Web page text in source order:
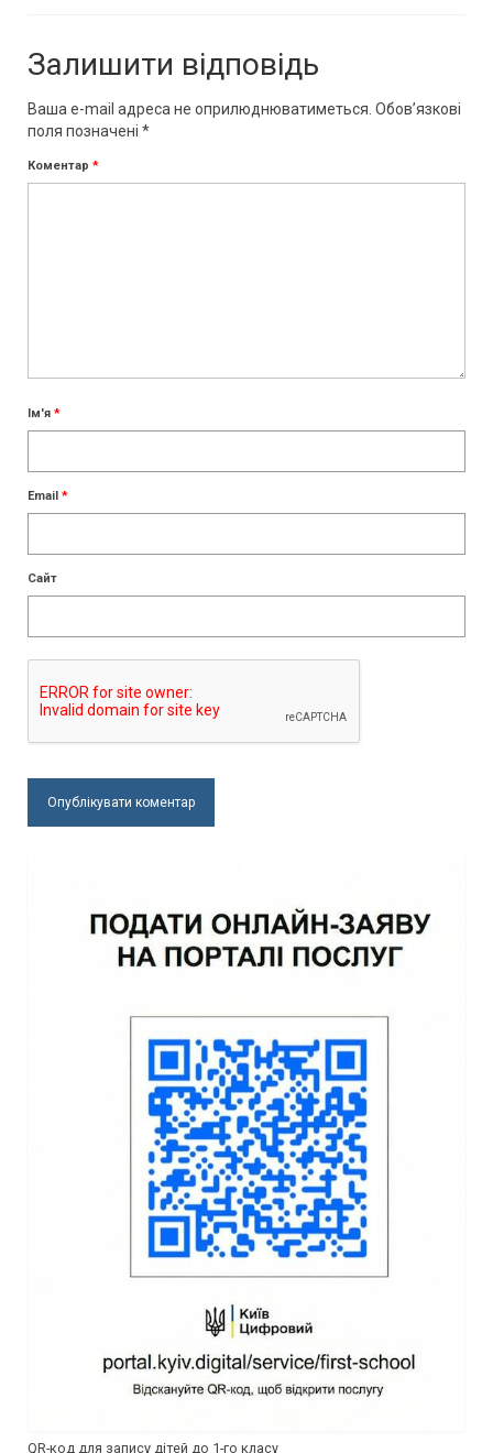
Залишити відповідь
Ваша e-mail адреса не оприлюднюватиметься. Обов’язкові
поля позначені *
Коментар *
Ім'я *
Email *
Сайт
QR-код для запису дітей до 1-го класу